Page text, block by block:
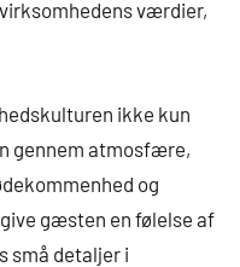
værdier,
ikke kun
gennem atmosfære,
og
gæsten en følelse af
små detaljer i